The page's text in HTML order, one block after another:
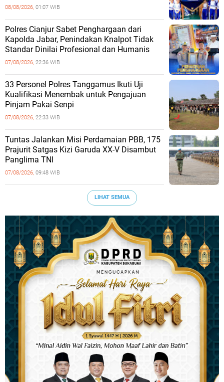
08/08/2026, 01:07 WIB
Polres Cianjur Sabet Penghargaan dari
Kapolda Jabar, Penindakan Knalpot Tidak
Standar Dinilai Profesional dan Humanis
07/08/2026, 22:36 WIB
33 Personel Polres Tanggamus Ikuti Uji
Kualifikasi Menembak untuk Pengajuan
Pinjam Pakai Senpi
07/08/2026, 22:33 WIB
Tuntas Jalankan Misi Perdamaian PBB, 175
Prajurit Satgas Kizi Garuda XX-V Disambut
Panglima TNI
07/08/2026, 09:48 WIB
LIHAT SEMUA